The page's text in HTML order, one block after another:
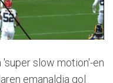
'super slow motion'-en
emanaldia gol